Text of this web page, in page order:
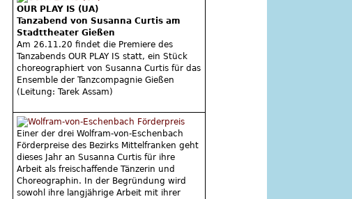
OUR PLAY IS (UA)
Tanzabend von Susanna Curtis am
Stadttheater Gießen
Am 26.11.20 findet die Premiere des
Tanzabends OUR PLAY IS statt, ein Stück
choreographiert von Susanna Curtis für das
Ensemble der Tanzcompagnie Gießen
(Leitung: Tarek Assam)
Einer der drei Wolfram-von-Eschenbach
Förderpreise des Bezirks Mittelfranken geht
dieses Jahr an Susanna Curtis für ihre
Arbeit als freischaffende Tänzerin und
Choreographin. In der Begründung wird
sowohl ihre langjährige Arbeit mit ihrer